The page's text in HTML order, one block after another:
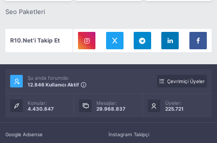
Seo Paketleri
R10.Net'i Takip Et
Şu anda forumda:
12.846 Kullanıcı Aktif
Çevrimiçi Üyeler
Konular:
4.430.847
Mesajlar:
29.968.837
Üyeler:
225.721
Google Adsense İnstagram Takipçi